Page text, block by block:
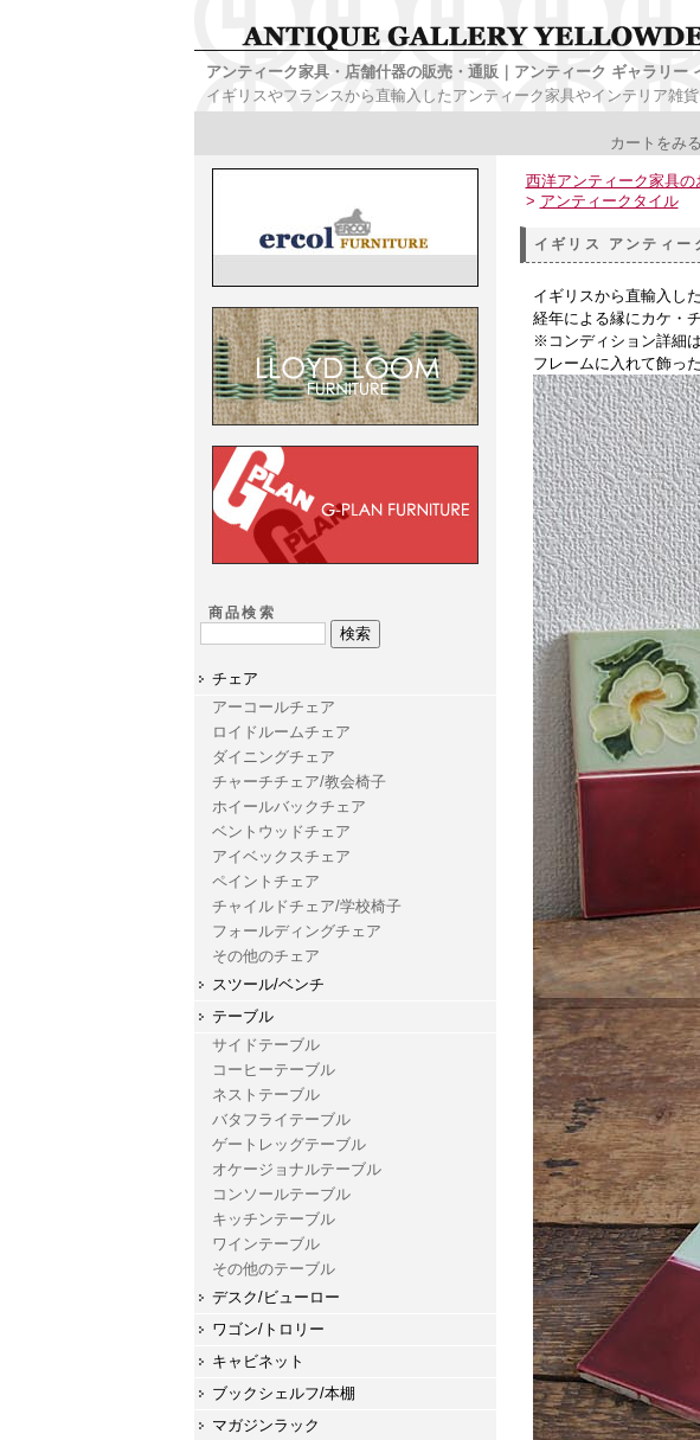
アンティーク家具・店舗什器の販売・通販｜アンティーク ギャラリー
イギリスやフランスから直輸入したアンティーク家具やインテリア雑貨
カートをみる
商品検索
チェア
アーコールチェア
ロイドルームチェア
ダイニングチェア
チャーチチェア/教会椅子
ホイールバックチェア
ベントウッドチェア
アイベックスチェア
ペイントチェア
チャイルドチェア/学校椅子
フォールディングチェア
その他のチェア
スツール/ベンチ
テーブル
サイドテーブル
コーヒーテーブル
ネストテーブル
バタフライテーブル
ゲートレッグテーブル
オケージョナルテーブル
コンソールテーブル
キッチンテーブル
ワインテーブル
その他のテーブル
デスク/ビューロー
ワゴン/トロリー
キャビネット
ブックシェルフ/本棚
マガジンラック
西洋アンティーク家具の
> アンティークタイル
イギリス アンティ
イギリスから直輸入し
経年による縁にカケ・
※コンディション詳細
フレームに入れて飾っ